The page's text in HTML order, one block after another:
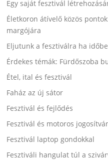
Egy saját fesztivál
Életkoron átívelő közös
margójára
Eljutunk a fesztiválra ha
Érdekes témák: Fürdőszoba
Étel, ital és fesztivál
Faház az új sátor
Fesztivál és fejlődés
Fesztivál és motoros
Fesztivál laptop gondokkal
Fesztiváli hangulat túl a